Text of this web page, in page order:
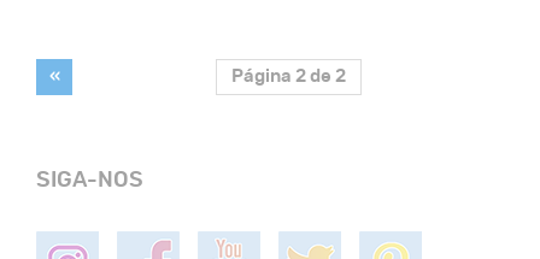
Página 2 de 2
«
SIGA-NOS